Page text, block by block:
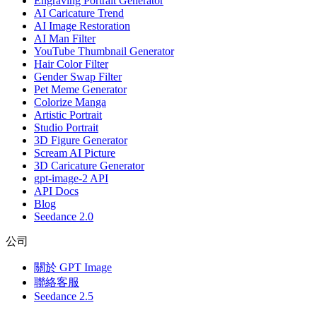
AI Caricature Trend
AI Image Restoration
AI Man Filter
YouTube Thumbnail Generator
Hair Color Filter
Gender Swap Filter
Pet Meme Generator
Colorize Manga
Artistic Portrait
Studio Portrait
3D Figure Generator
Scream AI Picture
3D Caricature Generator
gpt-image-2 API
API Docs
Blog
Seedance 2.0
公司
關於 GPT Image
聯絡客服
Seedance 2.5